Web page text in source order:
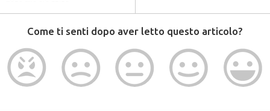
Come ti senti dopo aver letto questo articolo?